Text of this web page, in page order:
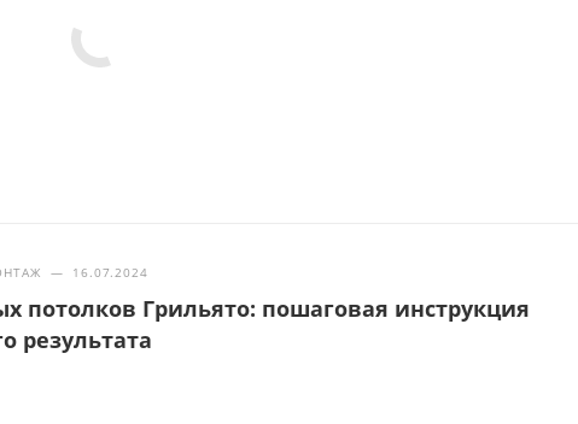
— 16.07.2024
потолков Грильято: пошаговая инструкция
результата